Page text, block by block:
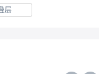
层